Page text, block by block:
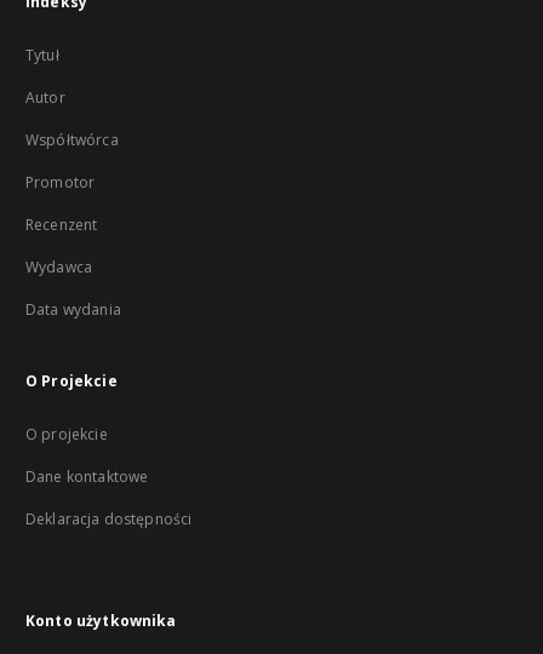
Tytuł
Autor
Współtwórca
Promotor
Recenzent
Wydawca
Data wydania
O Projekcie
O projekcie
Dane kontaktowe
Deklaracja dostępności
Konto użytkownika